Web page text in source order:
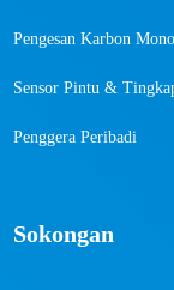
Pengesan Karbon
Sensor Pintu &
Penggera Peribadi
Sokongan